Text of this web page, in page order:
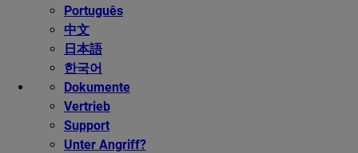
Português
中文
日本語
한국어
Dokumente
Vertrieb
Support
Unter Angriff?